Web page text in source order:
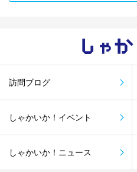
しゃ
訪問ブログ
しゃかいか！イベント
しゃかいか！ニュース